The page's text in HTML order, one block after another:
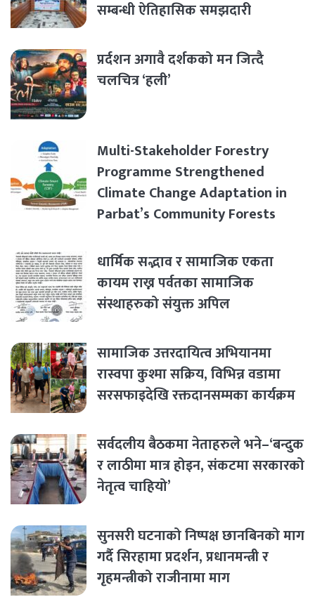
सम्बन्धी ऐतिहासिक समझदारी
प्रर्दशन अगावै दर्शकको मन जित्दै
चलचित्र ‘हली’
Multi-Stakeholder Forestry
Programme Strengthened
Climate Change Adaptation in
Parbat’s Community Forests
धार्मिक सद्भाव र सामाजिक एकता
कायम राख्न पर्वतका सामाजिक
संस्थाहरुको संयुक्त अपिल
सामाजिक उत्तरदायित्व अभियानमा
रास्वपा कुश्मा सक्रिय, विभिन्न वडामा
सरसफाइदेखि रक्तदानसम्मका कार्यक्रम
सर्वदलीय बैठकमा नेताहरुले भने–‘बन्दुक
र लाठीमा मात्र होइन, संकटमा सरकारको
नेतृत्व चाहियो’
सुनसरी घटनाको निष्पक्ष छानबिनको माग
गर्दै सिरहामा प्रदर्शन, प्रधानमन्त्री र
गृहमन्त्रीको राजीनामा माग